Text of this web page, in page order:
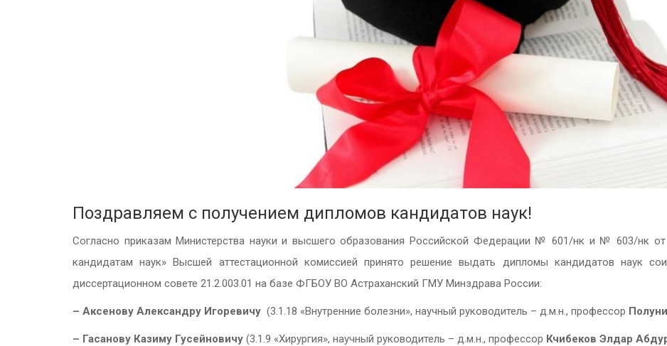
Поздравляем с получением дипломов кандидатов наук!
Согласно приказам Министерства науки и высшего образования Российской Федерации № 601/нк и № 603/нк
кандидатам наук» Высшей аттестационной комиссией принято решение выдать дипломы кандидатов наук
диссертационном совете 21.2.003.01 на базе ФГБОУ ВО Астраханский ГМУ Минздрава России:
– Аксенову Александру Игоревичу (3.1.18 «Внутренние болезни», научный руководитель – д.м.н., профессор
– Гасанову Казиму Гусейновичу (3.1.9 «Хирургия», научный руководитель – д.м.н., профессор Кчибеков Элдар